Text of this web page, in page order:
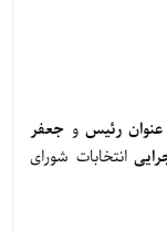
عنوان رئیسو جعفر
انتخابات شورای